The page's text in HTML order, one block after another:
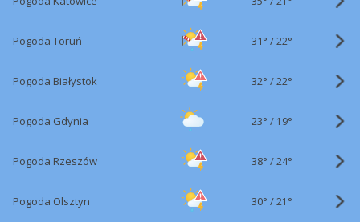
Pogoda Toruń 31° /22°
Pogoda Białystok 32° /22°
Pogoda Gdynia 23° / 19°
Pogoda Rzeszów 38° /24°
Pogoda Olsztyn 30° /21°